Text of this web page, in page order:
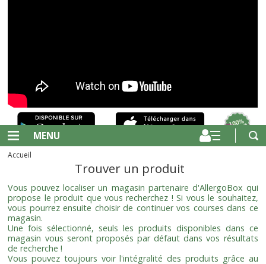
MENU
Accueil
Trouver un produit
Vous pouvez localiser un magasin partenaire d'AllergoBox qui
propose le produit que vous recherchez ! Si vous le souhaitez,
vous pourrez ensuite choisir de continuer vos courses dans ce
magasin.
Une fois sélectionné, seuls les produits disponibles dans ce
magasin vous seront proposés par défaut dans vos résultats
de recherche !
Vous pouvez toujours voir l'intégralité des produits grâce au